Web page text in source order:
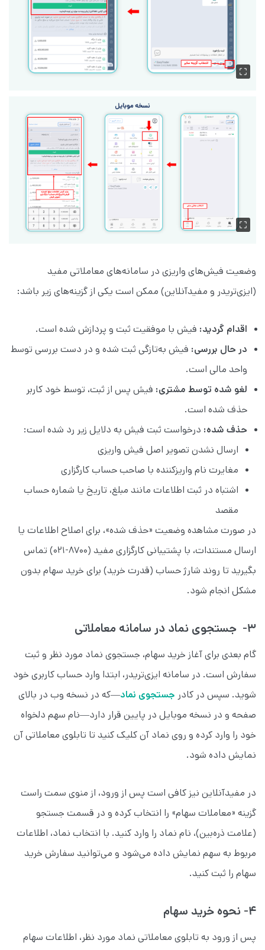
وضعیت فیش‌های واریزی در سامانه‌های معاملاتی مفید
(ایزی‌تریدر و مفیدآنلاین) ممکن است یکی از گزینه‌های زیر باشد:
اقدام گردید: فیش با موفقیت ثبت و پردازش شده است.
در حال بررسی: فیش به‌تازگی ثبت شده و در دست بررسی توسط
واحد مالی است.
لغو شده توسط مشتری: فیش پس از ثبت، توسط خود کاربر
حذف شده است.
حذف شده: درخواست ثبت فیش به دلایل زیر رد شده است:
ارسال نشدن تصویر اصل فیش واریزی
مغایرت نام واریزکننده با صاحب حساب کارگزاری
اشتباه در ثبت اطلاعات مانند مبلغ، تاریخ یا شماره حساب
مقصد
در صورت مشاهده وضعیت «حذف شده»، برای اصلاح اطلاعات یا
ارسال مستندات، با پشتیبانی کارگزاری مفید (۸۷۰۰-۰۲۱) تماس
بگیرید تا روند شارژ حساب (قدرت خرید) برای خرید سهام بدون
مشکل انجام شود.
۳- جستجوی نماد در سامانه معاملاتی
گام بعدی برای آغاز خرید سهام، جستجوی نماد مورد نظر و ثبت
سفارش است. در سامانه ایزی‌تریدر، ابتدا وارد حساب کاربری خود
شوید. سپس در کادر جستجوی نماد—که در نسخه وب در بالای
صفحه و در نسخه موبایل در پایین قرار دارد—نام سهم دلخواه
خود را وارد کرده و روی نماد آن کلیک کنید تا تابلوی معاملاتی آن
نمایش داده شود.
در مفیدآنلاین نیز کافی‌ است پس از ورود، از منوی سمت راست
گزینه «معاملات سهام» را انتخاب کرده و در قسمت جستجو
(علامت ذره‌بین)، نام نماد را وارد کنید. با انتخاب نماد، اطلاعات
مربوط به سهم نمایش داده می‌شود و می‌توانید سفارش خرید
سهام را ثبت کنید.
۴- نحوه خرید سهام
پس از ورود به تابلوی معاملاتی نماد مورد نظر، اطلاعات سهام